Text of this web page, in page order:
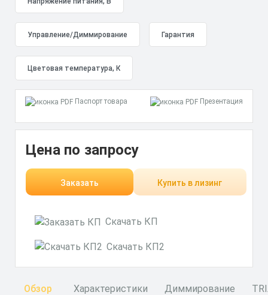
Паспорт товара Презентация
Цена по запросу
Заказать Купить в лизинг
Скачать КП
Скачать КП2
Обзор
Характеристики Диммирование